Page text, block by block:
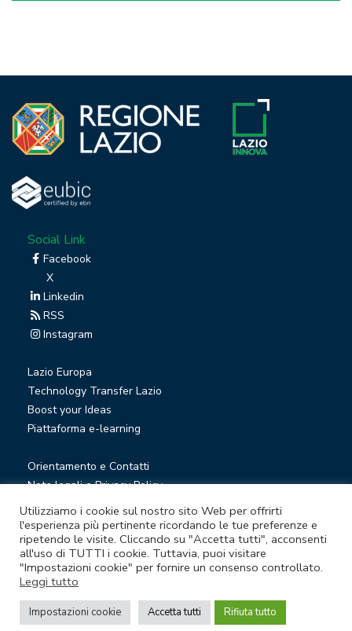
Social Link
Facebook
X
Linkedin
RSS
Instagram
Lazio Europa
Technology Transfer Lazio
Boost your Ideas
Piattaforma e-learning
Orientamento e Contatti
Note legali e Privacy Policy
Privacy Newsletter
Società trasparente
Whistleblowing
© Lazio Innova S.p.A. società soggetta a direzione e
coordinamento della Regione Lazio
Sede legale Via Marco Aurelio 26 A - 00184 Roma
Utilizziamo i cookie sul nostro sito Web per offrirti
l'esperienza più pertinente ricordando le tue preferenze e
ripetendo le visite. Cliccando su "Accetta tutti", acconsenti
all'uso di TUTTI i cookie. Tuttavia, puoi visitare
"Impostazioni cookie" per fornire un consenso controllato.
Leggi tutto
Impostazioni cookie Accetta tutti Rifiuta tutto